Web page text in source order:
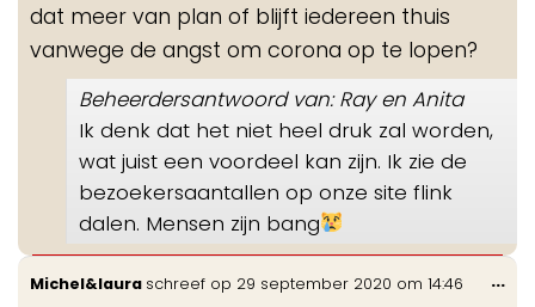
dat meer van plan of blijft iedereen thuis
vanwege de angst om corona op te lopen?
Beheerdersantwoord van: Ray en Anita
Ik denk dat het niet heel druk zal worden,
wat juist een voordeel kan zijn. Ik zie de
bezoekersaantallen op onze site flink
dalen. Mensen zijn bang
Michel&laura schreef op 29 september 2020 om 14:46 ...